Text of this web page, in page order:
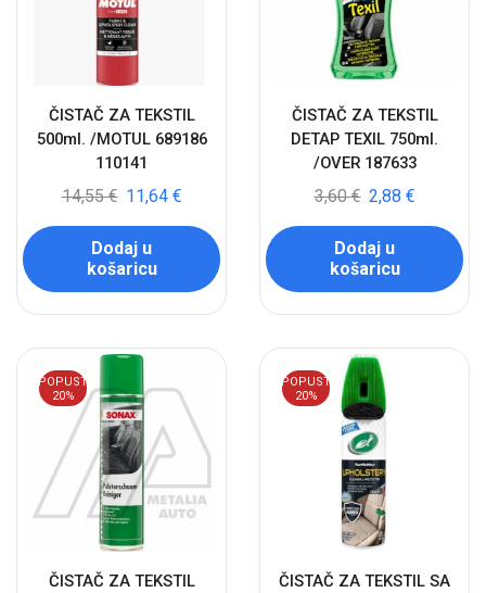
ČISTAČ ZA TEKSTIL
500ml. /MOTUL 689186
110141
14,55€ 11,64 €
Dodaj u
košaricu
ČISTAČ ZA TEKSTIL
DETAP TEXIL 750ml.
/OVER 187633
3,60€ 2,88 €
Dodaj u
košaricu
POPUST
20%
ČISTAČ ZA TEKSTIL
POPUST
20%
ČISTAČ ZA TEKSTIL SA